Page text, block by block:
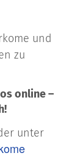
und
zu
online –
unter